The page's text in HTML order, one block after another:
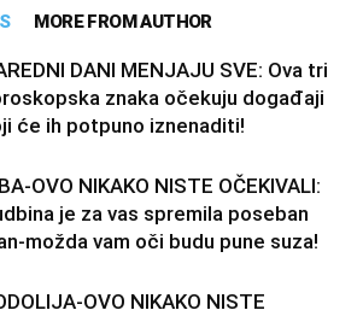
MORE FROM AUTHOR
DANI MENJAJU SVE: Ova tri
znaka očekuju događaji
će ih potpuno iznenaditi!
OVO NIKAKO NISTE OČEKIVALI:
je za vas spremila poseban
možda vam oči budu pune suza!
OVO NIKAKO NISTE